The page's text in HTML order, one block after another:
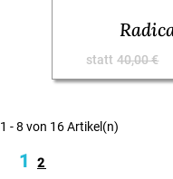
statt 40,00 €
1 - 8 von 16 Artikel(n)
1 2